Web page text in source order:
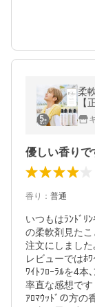
柔
【
防
花
優しい香りで
香り ： 普通
いつもはﾗﾝﾄﾞﾘ
の柔軟剤見た
注文にしました
レビューではﾎ
ﾜｲﾄﾌﾛｰﾗﾙを4本
率直な感想です
ｱﾛﾏｳｯﾄﾞの方の